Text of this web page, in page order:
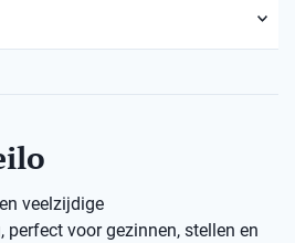
veelzijdige
voor gezinnen, stellen en